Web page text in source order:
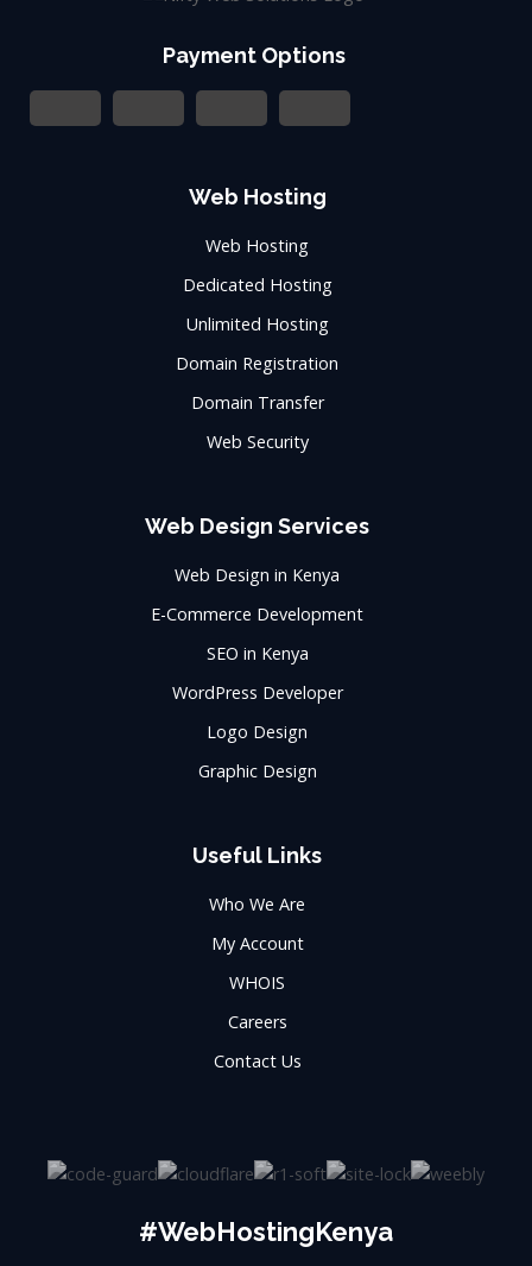
Payment Options
Web Hosting
Web Hosting
Dedicated Hosting
Unlimited Hosting
Domain Registration
Domain Transfer
Web Security
Web Design Services
Web Design in Kenya
E-Commerce Development
SEO in Kenya
WordPress Developer
Logo Design
Graphic Design
Useful Links
Who We Are
My Account
WHOIS
Careers
Contact Us
#WebHostingKenya